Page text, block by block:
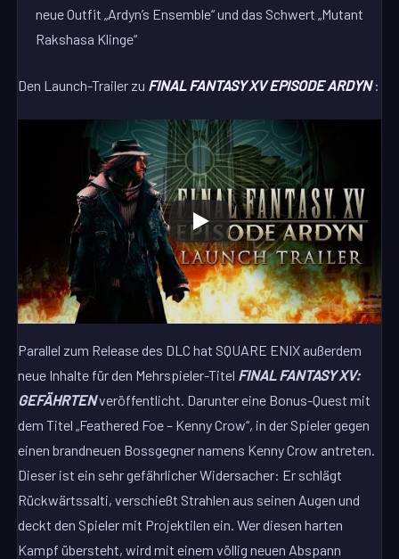
neue Outfit „Ardyn’s Ensemble“ und das Schwert „Mutant
Rakshasa Klinge“
Den Launch-Trailer zu FINAL FANTASY XV EPISODE ARDYN:
Parallel zum Release des DLC hat SQUARE ENIX außerdem
neue Inhalte für den Mehrspieler-Titel FINAL FANTASY XV:
GEFÄHRTENveröffentlicht. Darunter eine Bonus-Quest mit
dem Titel „Feathered Foe – Kenny Crow“, in der Spieler gegen
einen brandneuen Bossgegner namens Kenny Crow antreten.
Dieser ist ein sehr gefährlicher Widersacher: Er schlägt
Rückwärtssalti, verschießt Strahlen aus seinen Augen und
deckt den Spieler mit Projektilen ein. Wer diesen harten
Kampf übersteht, wird mit einem völlig neuen Abspann